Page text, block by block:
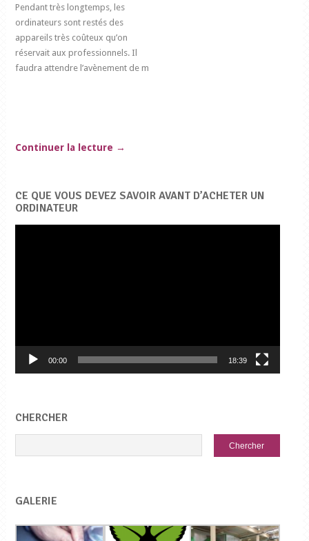
Pendant très longtemps, les
ordinateurs sont restés des
appareils très coûteux qu’on
réservait aux professionnels. Il
faudra attendre l’avènement de m
Continuer la lecture →
CE QUE VOUS DEVEZ SAVOIR AVANT D’ACHETER UN
ORDINATEUR
00:00 18:39
CHERCHER
GALERIE